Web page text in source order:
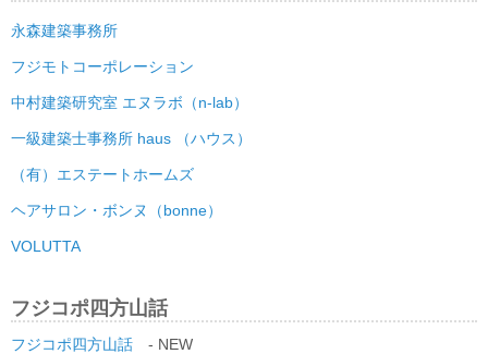
永森建築事務所
フジモトコーポレーション
中村建築研究室 エヌラボ（n-lab）
一級建築士事務所 haus （ハウス）
（有）エステートホームズ
ヘアサロン・ボンヌ（bonne）
VOLUTTA
フジコポ四方山話
フジコポ四方山話 - NEW